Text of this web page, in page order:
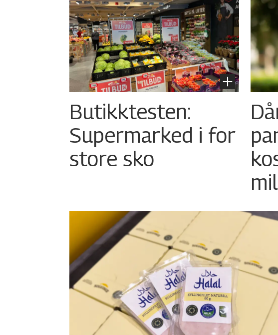
Butikktesten:
Supermarked i for
store sko